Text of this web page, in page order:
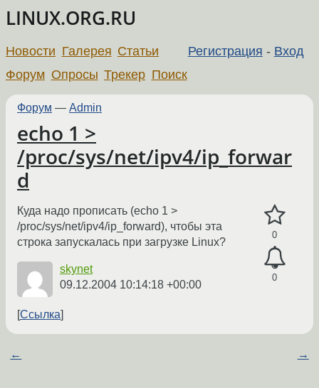
LINUX.ORG.RU
Регистрация - Вход
Новости Галерея Статьи
Форум Опросы Трекер Поиск
Форум — Admin
echo 1 >
/proc/sys/net/ipv4/ip_forwar
d
0
0
Куда надо прописать (echo 1 >
/proc/sys/net/ipv4/ip_forward), чтобы эта
строка запускалась при загрузке Linux?
skynet
09.12.2004 10:14:18 +00:00
Ссылка
← →